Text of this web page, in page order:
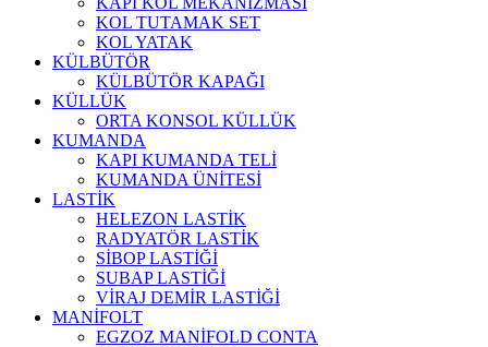
KOL TUTAMAK SET
KOL YATAK
KÜLBÜTÖR
KÜLBÜTÖR KAPAĞI
KÜLLÜK
ORTA KONSOL KÜLLÜK
KUMANDA
KAPI KUMANDA TELİ
KUMANDA ÜNİTESİ
LASTİK
HELEZON LASTİK
RADYATÖR LASTİK
SİBOP LASTİĞİ
SUBAP LASTİĞİ
VİRAJ DEMİR LASTİĞİ
MANİFOLT
EGZOZ MANİFOLD CONTA